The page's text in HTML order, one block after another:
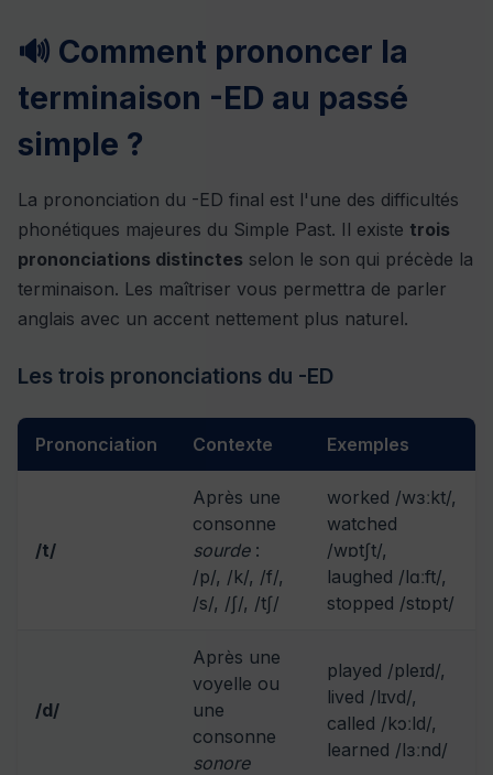
🔊 Comment prononcer la
terminaison -ED au passé
simple ?
La prononciation du -ED final est l'une des difficultés
phonétiques majeures du Simple Past. Il existe trois
prononciations distinctes selon le son qui précède la
terminaison. Les maîtriser vous permettra de parler
anglais avec un accent nettement plus naturel.
Les trois prononciations du -ED
Prononciation Contexte Exemples
/t/
Après une
consonne
sourde:
/p/, /k/, /f/,
/s/, /ʃ/, /tʃ/
worked /wɜːkt/,
watched
/wɒtʃt/,
laughed /lɑːft/,
stopped /stɒpt/
/d/
Après une
voyelle ou
une
consonne
sonore
played /pleɪd/,
lived /lɪvd/,
called /kɔːld/,
learned /lɜːnd/